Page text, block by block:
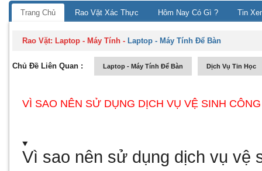
Trang Chủ Rao Vặt Xác Thực Hôm Nay Có Gì ? Tin
Rao Vặt: Laptop - Máy Tính - Laptop - Máy Tính Để Bàn
Chủ Đề Liên Quan : Laptop - Máy Tính Để Bàn Dịch Vụ Tin Học
VÌ SAO NÊN SỬ DỤNG DỊCH VỤ VỆ SINH
Vì sao nên sử dụng dịch vụ vệ